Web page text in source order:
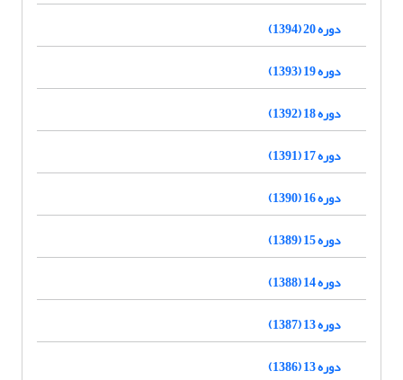
دوره 20 (1394)
دوره 19 (1393)
دوره 18 (1392)
دوره 17 (1391)
دوره 16 (1390)
دوره 15 (1389)
دوره 14 (1388)
دوره 13 (1387)
دوره 13 (1386)